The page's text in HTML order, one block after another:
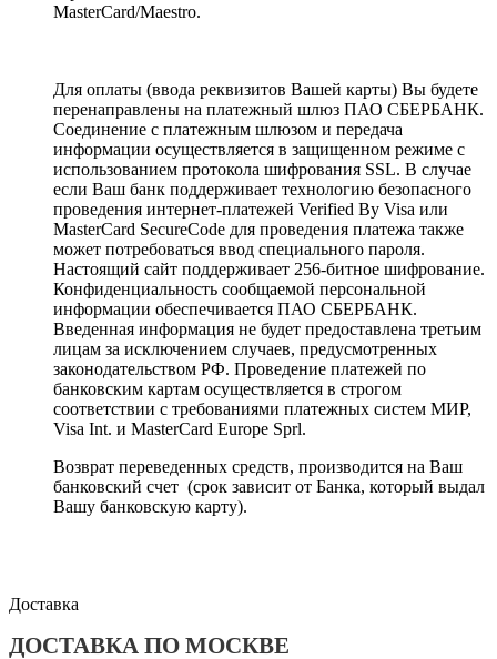
MasterCard/Maestro.
Для оплаты (ввода реквизитов Вашей карты) Вы будете
перенаправлены на платежный шлюз ПАО СБЕРБАНК.
Соединение с платежным шлюзом и передача
информации осуществляется в защищенном режиме с
использованием протокола шифрования SSL. В случае
если Ваш банк поддерживает технологию безопасного
проведения интернет-платежей Verified By Visa или
MasterCard SecureCode для проведения платежа также
может потребоваться ввод специального пароля.
Настоящий сайт поддерживает 256-битное шифрование.
Конфиденциальность сообщаемой персональной
информации обеспечивается ПАО СБЕРБАНК.
Введенная информация не будет предоставлена третьим
лицам за исключением случаев, предусмотренных
законодательством РФ. Проведение платежей по
банковским картам осуществляется в строгом
соответствии с требованиями платежных систем МИР,
Visa Int. и MasterCard Europe Sprl.
Возврат переведенных средств, производится на Ваш
банковский счет (срок зависит от Банка, который выдал
Вашу банковскую карту).
Доставка
ДОСТАВКА ПО МОСКВЕ